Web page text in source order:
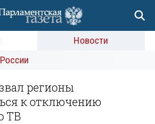
Новости
регионы
к отключению
ТВ